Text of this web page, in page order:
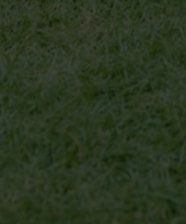
maken
maai je eerst de
per jaar met de
bosmaaier
in het voorjaar
als je graskanten
overgang in